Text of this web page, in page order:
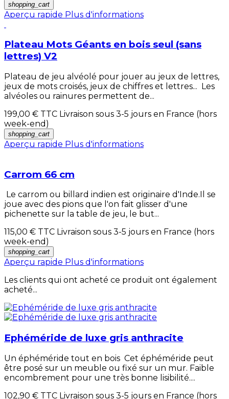
shopping_cart
Aperçu rapide Plus d'informations
Plateau Mots Géants en bois seul (sans
lettres) V2
Plateau de jeu alvéolé pour jouer au jeux de lettres,
jeux de mots croisés, jeux de chiffres et lettres... Les
alvéoles ou rainures permettent de...
199,00 € TTC Livraison sous 3-5 jours en France (hors
week-end)
shopping_cart
Aperçu rapide Plus d'informations
Carrom 66 cm
Le carrom ou billard indien est originaire d'Inde.Il se
joue avec des pions que l'on fait glisser d'une
pichenette sur la table de jeu, le but...
115,00 € TTC Livraison sous 3-5 jours en France (hors
week-end)
shopping_cart
Aperçu rapide Plus d'informations
Les clients qui ont acheté ce produit ont également
acheté...
Ephéméride de luxe gris anthracite
Un éphéméride tout en bois Cet éphéméride peut
être posé sur un meuble ou fixé sur un mur. Faible
encombrement pour une très bonne lisibilité....
102,90 € TTC Livraison sous 3-5 jours en France (hors